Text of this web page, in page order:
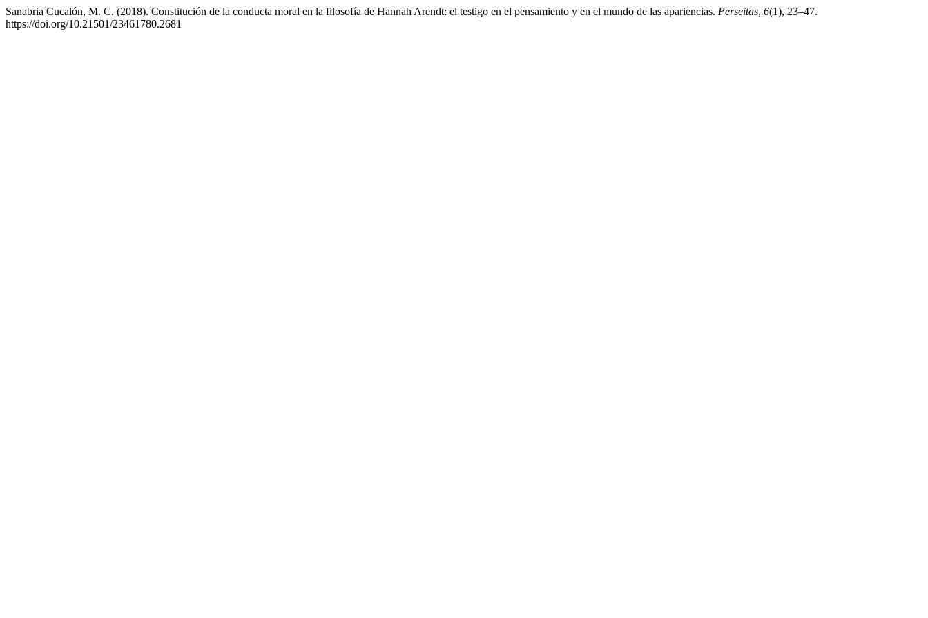
Sanabria Cucalón, M. C. (2018). Constitución de la conducta moral en la filosofía de Hannah Arendt: el testigo en el pensamiento y en el mundo de las apariencias. Perseitas, 6(1), 23–47.
https://doi.org/10.21501/23461780.2681